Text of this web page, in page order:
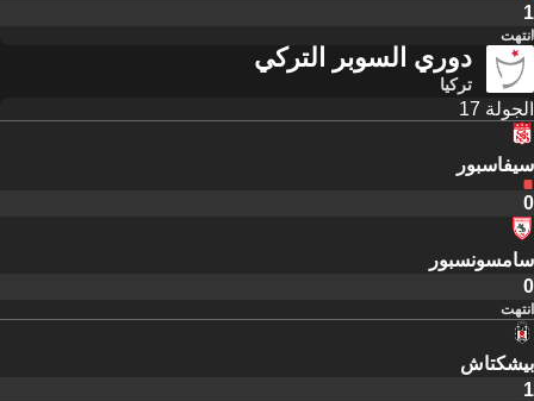
1
انتهت
دوري السوبر التركي
تركيا
الجولة 17
سيفاسبور
0
سامسونسبور
0
انتهت
بيشكتاش
1